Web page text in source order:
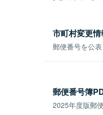
市町村変更情
郵便番号を公
郵便番号簿
2025年度版郵